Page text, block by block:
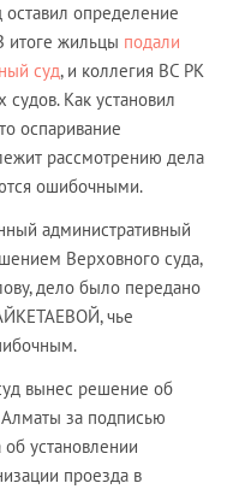
определение
итоге жильцы подали
суд, и коллегия ВС РК
Как установил
оспаривание
рассмотрению дела
ошибочными.
административный
Верховного суда,
дело было передано
чье
вынес решение об
за подписью
установлении
проезда в